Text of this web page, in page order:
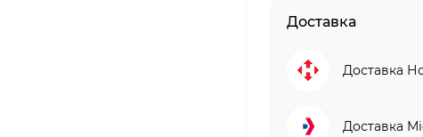
Доставка
Доставка
Доставка